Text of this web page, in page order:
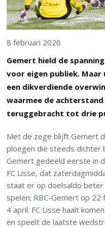
8 februari 2026
Gemert hield de
voor eigen publiek.
een dikverdiende
waarmee de
teruggebracht tot drie
Met de zege blijft Gemert
ploegen die steeds dichter
Gemert gedeeld eerste in
FC Lisse, dat
staat er op doelsaldo
spelen; RBC-Gemert op
4 april. FC Lisse haalt
en speelt de laatste